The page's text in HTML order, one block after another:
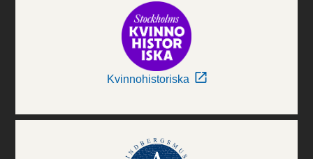
Kvinnohistoriska